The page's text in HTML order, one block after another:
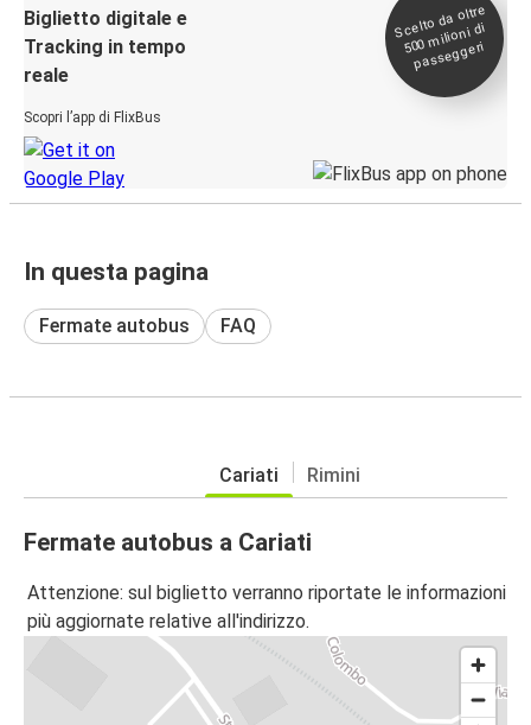
Biglietto digitale e
Tracking in tempo
reale
Scopri l’app di FlixBus
Scelto da oltre
500
milioni di
passeggeri
In questa pagina
Fermate autobus FAQ
Cariati Rimini
Fermate autobus a Cariati
Attenzione: sul biglietto verranno riportate le informazioni
più aggiornate relative all'indirizzo.